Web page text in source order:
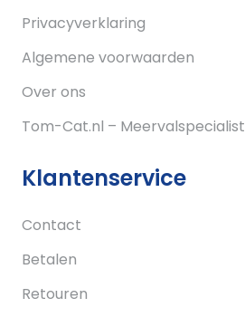
Privacyverklaring
Algemene voorwaarden
Over ons
Tom-Cat.nl – Meervalspecialist
Klantenservice
Contact
Betalen
Retouren